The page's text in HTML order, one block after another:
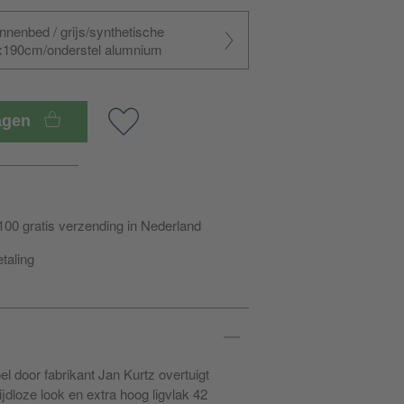
/ grijs/synthetische
onderstel alumnium
gratis verzending in Nederland
door fabrikant Jan Kurtz overtuigt
look en extra hoog ligvlak 42